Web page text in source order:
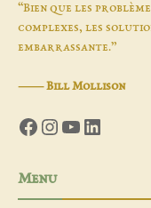
“Bien que les
complexes, les
embarrassante.”
―Bill Mollison
Facebook
Instagram
YouTube
Menu